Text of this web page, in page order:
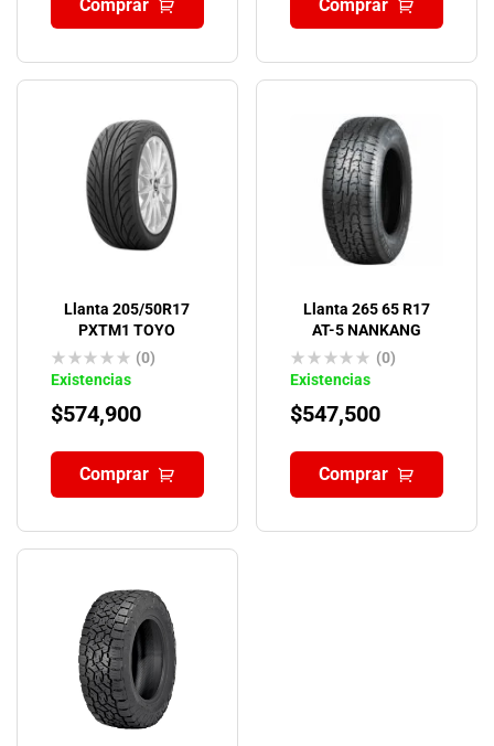
Comprar Comprar
Llanta 205/50R17
PXTM1 TOYO
(0)
Existencias
$574,900
Comprar
Llanta 265 65 R17
AT-5 NANKANG
(0)
Existencias
$547,500
Comprar